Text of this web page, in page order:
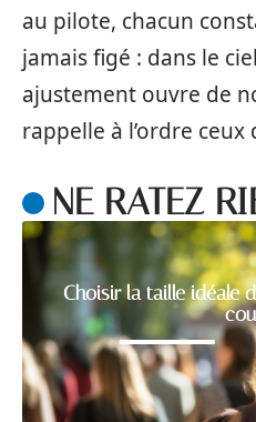
au pilote, chacun
jamais figé : dans le
ajustement ouvre de
rappelle à l’ordre ceux
NE RATEZ
Choisir la taille idéale